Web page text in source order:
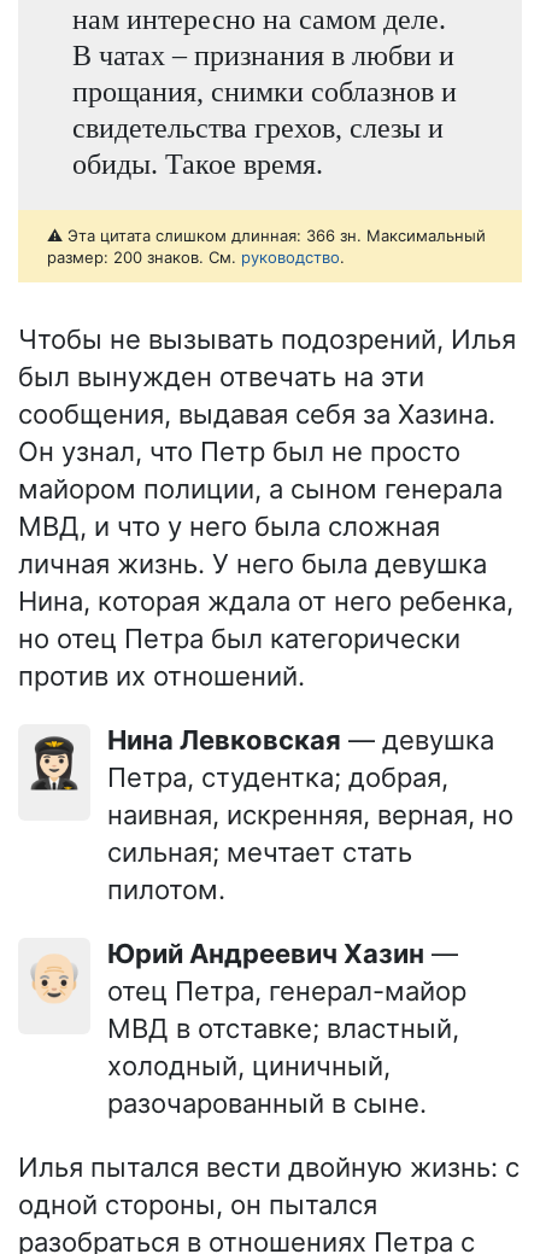
нам интересно на самом деле.
В чатах – признания в любви и
прощания, снимки соблазнов и
свидетельства грехов, слезы и
обиды. Такое время.
⚠️ Эта цитата слишком длинная: 366 зн. Максимальный
размер: 200 знаков. См. руководство.
Чтобы не вызывать подозрений, Илья
был вынужден отвечать на эти
сообщения, выдавая себя за Хазина.
Он узнал, что Петр был не просто
майором полиции, а сыном генерала
МВД, и что у него была сложная
личная жизнь. У него была девушка
Нина, которая ждала от него ребенка,
но отец Петра был категорически
против их отношений.
👩🏻‍✈️ Нина Левковская — девушка
Петра, студентка; добрая,
наивная, искренняя, верная, но
сильная; мечтает стать
пилотом.
👴🏻 Юрий Андреевич Хазин —
отец Петра, генерал-майор
МВД в отставке; властный,
холодный, циничный,
разочарованный в сыне.
Илья пытался вести двойную жизнь: с
одной стороны, он пытался
разобраться в отношениях Петра с